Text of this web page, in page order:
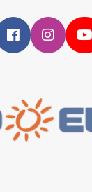
Infoelba suInfoelba